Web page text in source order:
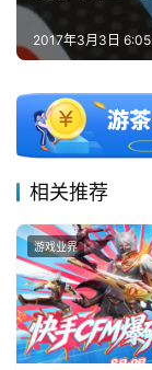
2017年3月3日
相关推荐
游戏业界